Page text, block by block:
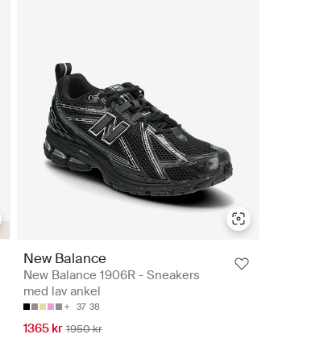
New Balance
New Balance 1906R - Sneakers
med lav ankel
37 38
1365 kr 1950 kr